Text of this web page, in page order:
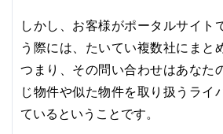
しかし、お客様がポータルサイト
う際には、たいてい複数社にまと
つまり、その問い合わせはあなた
じ物件や似た物件を取り扱うライ
ているということです。